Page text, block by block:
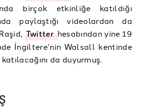
birçok etkinliğe katıldığı
paylaştığı videolardan da
Twitterhesabından yine 19
İngiltere’nin Walsall kentinde
da duyurmuş.